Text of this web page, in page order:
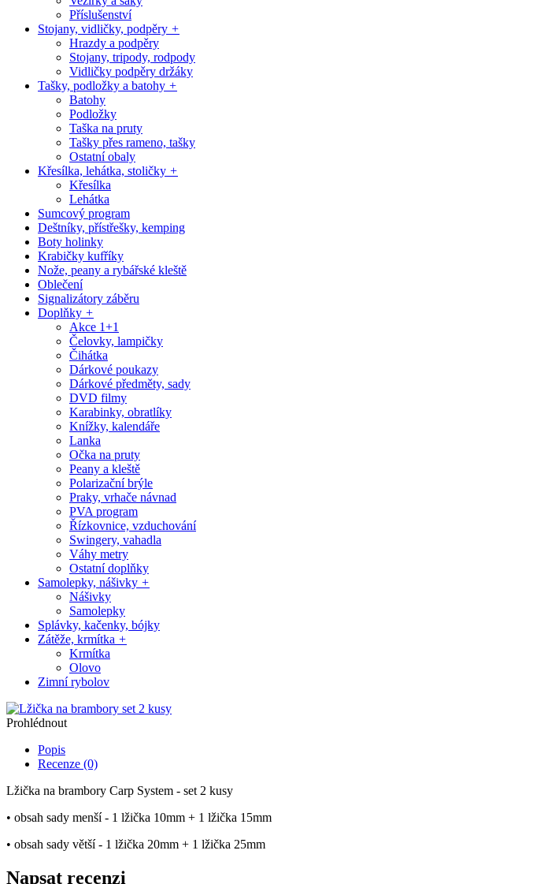
Příslušenství
Stojany, vidličky, podpěry +
Hrazdy a podpěry
Stojany, tripody, rodpody
Vidličky podpěry držáky
Tašky, podložky a batohy +
Batohy
Podložky
Taška na pruty
Tašky přes rameno, tašky
Ostatní obaly
Křesílka, lehátka, stoličky +
Křesílka
Lehátka
Sumcový program
Deštníky, přístřešky, kemping
Boty holinky
Krabičky kufříky
Nože, peany a rybářské kleště
Oblečení
Signalizátory záběru
Doplňky +
Akce 1+1
Čelovky, lampičky
Čihátka
Dárkové poukazy
Dárkové předměty, sady
DVD filmy
Karabinky, obratlíky
Knížky, kalendáře
Lanka
Očka na pruty
Peany a kleště
Polarizační brýle
Praky, vrhače návnad
PVA program
Řízkovnice, vzduchování
Swingery, vahadla
Váhy metry
Ostatní doplňky
Samolepky, nášivky +
Nášivky
Samolepky
Splávky, kačenky, bójky
Zátěže, krmítka +
Krmítka
Olovo
Zimní rybolov
Prohlédnout
Popis
Recenze (0)
Lžička na brambory Carp System - set 2 kusy
• obsah sady menší - 1 lžička 10mm + 1 lžička 15mm
• obsah sady větší - 1 lžička 20mm + 1 lžička 25mm
Napsat recenzi